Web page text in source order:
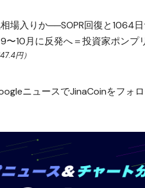
場入りか──SOPR回復と1064
〜10月に反発へ＝投資家ポンプ
円）
ニュースでJinaCoinをフォロ